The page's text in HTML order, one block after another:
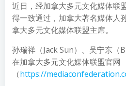
近日，经加拿大多元文化媒体联
得一致通过，加拿大著名媒体人
拿大多元文化媒体联盟主席。
孙瑞祥（Jack Sun）、吴宁东（
在加拿大多元文化媒体联盟官网
（https://